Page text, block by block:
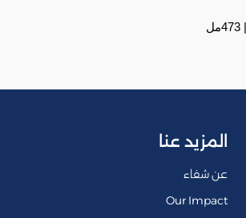
المزيد عنا
عن شفاء
Our Impact